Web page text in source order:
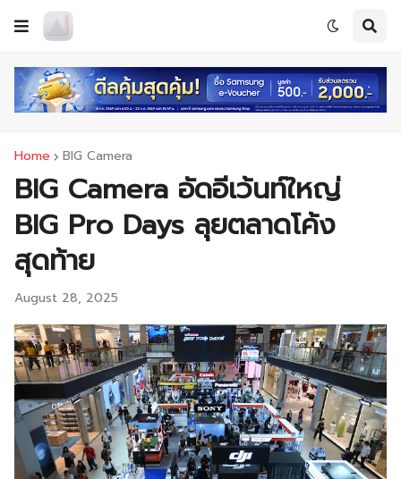
Home BIG Camera
BIG Camera อัดอีเว้นท์ใหญ่
BIG Pro Days ลุยตลาดโค้ง
สุดท้าย
August 28, 2025